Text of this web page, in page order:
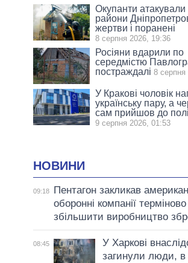
Окупанти атакували
райони
жертви і поранені
8 серпня 2026, 19:36
Росіяни вдарили по
середмістю
постраждалі 8 серпня
У Кракові чоловік
українську пару, а
сам прийшов до
9 серпня 2026, 01:53
НОВИНИ
09:18
Пентагон закликав
оборонні компанії терміново
збільшити виробництво
08:45
У Харкові
загинули люди, в